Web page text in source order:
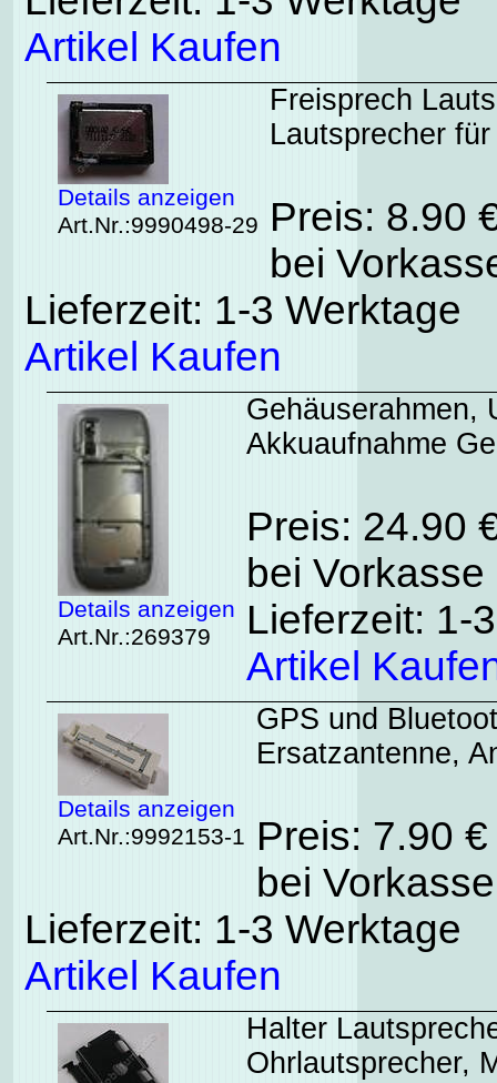
Artikel Kaufen
Details anzeigen
Art.Nr.:9990498-29
Freisprech
Lautsprecher
Preis: 8.90
bei
Lieferzeit: 1-3 Werktage
Artikel Kaufen
Details anzeigen
Art.Nr.:269379
Gehäuserahmen,
Akkuaufnahme
Preis: 24.90
bei
Lieferzeit: 1-
Artikel
Details anzeigen
Art.Nr.:9992153-1
GPS und
Ersatzantenne,
Preis: 7.90
bei
Lieferzeit: 1-3 Werktage
Artikel Kaufen
Halter
Ohrlautsprecher,